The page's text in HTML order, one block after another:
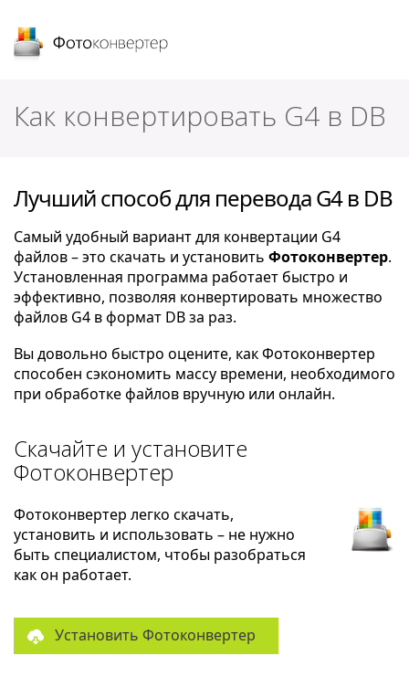
Как конвертировать G4 в DB
Лучший способ для перевода G4 в DB
Самый удобный вариант для конвертации G4
файлов – это скачать и установить Фотоконвертер.
Установленная программа работает быстро и
эффективно, позволяя конвертировать множество
файлов G4 в формат DB за раз.
Вы довольно быстро оцените, как Фотоконвертер
способен сэкономить массу времени, необходимого
при обработке файлов вручную или онлайн.
Скачайте и установите
Фотоконвертер
Фотоконвертер легко скачать,
установить и использовать – не нужно
быть специалистом, чтобы разобраться
как он работает.
Установить Фотоконвертер